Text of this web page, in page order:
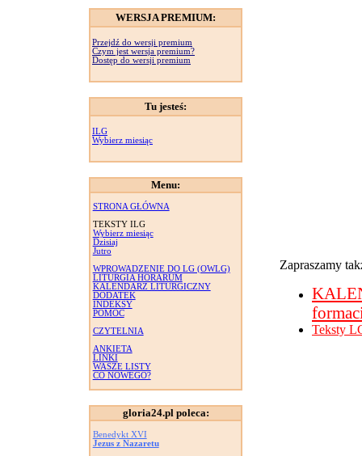
WERSJA PREMIUM:
Przejdź do wersji premium
Czym jest wersja premium?
Dostęp do wersji premium
Tu jesteś:
ILG
Wybierz miesiąc
Menu:
STRONA GŁÓWNA
TEKSTY ILG
Wybierz miesiąc
Dzisiaj
Jutro
WPROWADZENIE DO LG (OWLG)
LITURGIA HORARUM
KALENDARZ LITURGICZNY
DODATEK
INDEKSY
POMOC
CZYTELNIA
ANKIETA
LINKI
WASZE LISTY
CO NOWEGO?
gloria24.pl poleca:
Benedykt XVI
Jezus z Nazaretu
Zapraszamy
Teksty